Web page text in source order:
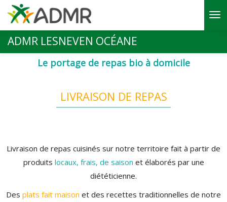
Aller au contenu principal
ADMR LESNEVEN OCÉANE
Le portage de repas bio à domicile
LIVRAISON DE REPAS
Livraison de repas cuisinés sur notre territoire fait à partir de
produits locaux, frais, de saison et élaborés par une
diététicienne.
Des plats fait maison et des recettes traditionnelles de notre